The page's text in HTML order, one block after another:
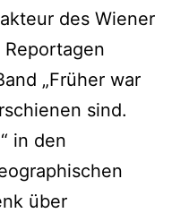
des Wiener
Reportagen
„Früher war
sind.
in den
über